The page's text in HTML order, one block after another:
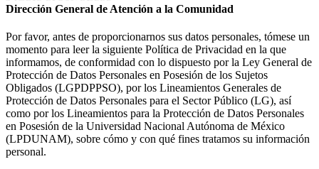
Dirección General de Atención a la Comunidad
Por favor, antes de proporcionarnos sus datos personales, tómese un
momento para leer la siguiente Política de Privacidad en la que
informamos, de conformidad con lo dispuesto por la Ley General de
Protección de Datos Personales en Posesión de los Sujetos
Obligados (LGPDPPSO), por los Lineamientos Generales de
Protección de Datos Personales para el Sector Público (LG), así
como por los Lineamientos para la Protección de Datos Personales
en Posesión de la Universidad Nacional Autónoma de México
(LPDUNAM), sobre cómo y con qué fines tratamos su información
personal.